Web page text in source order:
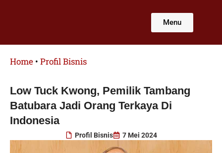
Menu
Home • Profil Bisnis
Low Tuck Kwong, Pemilik Tambang
Batubara Jadi Orang Terkaya Di
Indonesia
Profil Bisnis 7 Mei 2024